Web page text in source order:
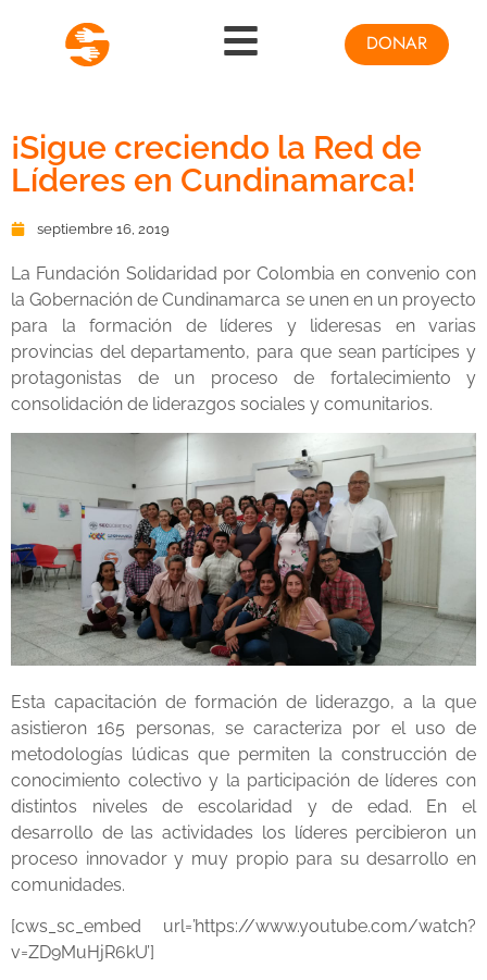
DONAR
¡Sigue creciendo la Red de
Líderes en Cundinamarca!
septiembre 16, 2019
La Fundación Solidaridad por Colombia en convenio con
la Gobernación de Cundinamarca se unen en un proyecto
para la formación de líderes y lideresas en varias
provincias del departamento, para que sean partícipes y
protagonistas de un proceso de fortalecimiento y
consolidación de liderazgos sociales y comunitarios.
Esta capacitación de formación de liderazgo, a la que
asistieron 165 personas, se caracteriza por el uso de
metodologías lúdicas que permiten la construcción de
conocimiento colectivo y la participación de líderes con
distintos niveles de escolaridad y de edad. En el
desarrollo de las actividades los líderes percibieron un
proceso innovador y muy propio para su desarrollo en
comunidades.
[cws_sc_embed url=’https://www.youtube.com/watch?
v=ZD9MuHjR6kU’]